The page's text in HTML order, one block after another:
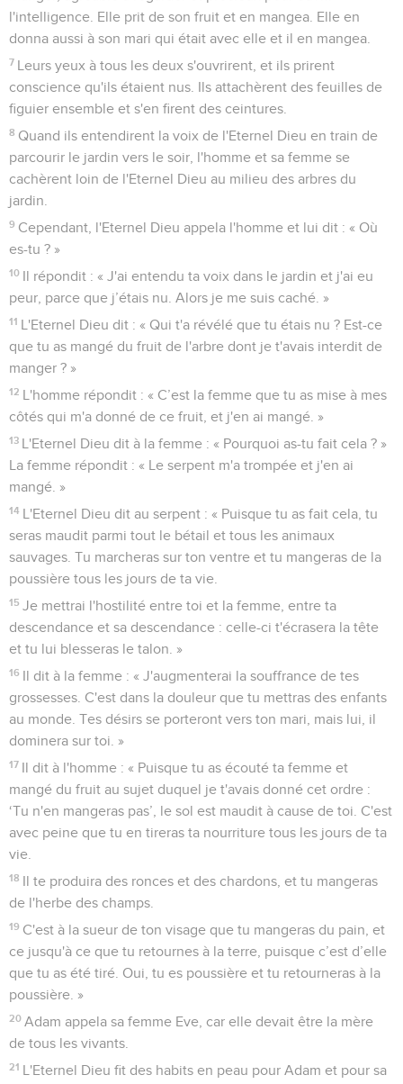
l'intelligence. Elle prit de son fruit et en mangea. Elle en
donna aussi à son mari qui était avec elle et il en mangea.
7 Leurs yeux à tous les deux s'ouvrirent, et ils prirent
conscience qu'ils étaient nus. Ils attachèrent des feuilles de
figuier ensemble et s'en firent des ceintures.
8 Quand ils entendirent la voix de l'Eternel Dieu en train de
parcourir le jardin vers le soir, l'homme et sa femme se
cachèrent loin de l'Eternel Dieu au milieu des arbres du
jardin.
9 Cependant, l'Eternel Dieu appela l'homme et lui dit : « Où
es-tu ? »
10 Il répondit : « J'ai entendu ta voix dans le jardin et j'ai eu
peur, parce que j’étais nu. Alors je me suis caché. »
11 L'Eternel Dieu dit : « Qui t'a révélé que tu étais nu ? Est-ce
que tu as mangé du fruit de l'arbre dont je t'avais interdit de
manger ? »
12 L'homme répondit : « C’est la femme que tu as mise à mes
côtés qui m'a donné de ce fruit, et j'en ai mangé. »
13 L'Eternel Dieu dit à la femme : « Pourquoi as-tu fait cela ? »
La femme répondit : « Le serpent m'a trompée et j'en ai
mangé. »
14 L'Eternel Dieu dit au serpent : « Puisque tu as fait cela, tu
seras maudit parmi tout le bétail et tous les animaux
sauvages. Tu marcheras sur ton ventre et tu mangeras de la
poussière tous les jours de ta vie.
15 Je mettrai l'hostilité entre toi et la femme, entre ta
descendance et sa descendance : celle-ci t'écrasera la tête
et tu lui blesseras le talon. »
16 Il dit à la femme : « J'augmenterai la souffrance de tes
grossesses. C'est dans la douleur que tu mettras des enfants
au monde. Tes désirs se porteront vers ton mari, mais lui, il
dominera sur toi. »
17 Il dit à l'homme : « Puisque tu as écouté ta femme et
mangé du fruit au sujet duquel je t'avais donné cet ordre :
‘Tu n'en mangeras pas’, le sol est maudit à cause de toi. C'est
avec peine que tu en tireras ta nourriture tous les jours de ta
vie.
18 Il te produira des ronces et des chardons, et tu mangeras
de l'herbe des champs.
19 C'est à la sueur de ton visage que tu mangeras du pain, et
ce jusqu'à ce que tu retournes à la terre, puisque c’est d’elle
que tu as été tiré. Oui, tu es poussière et tu retourneras à la
poussière. »
20 Adam appela sa femme Eve, car elle devait être la mère
de tous les vivants.
21 L'Eternel Dieu fit des habits en peau pour Adam et pour sa